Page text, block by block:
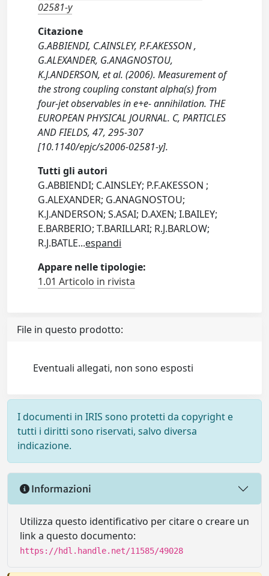
02581-y
Citazione
G.ABBIENDI, C.AINSLEY, P.F.AKESSON ,
G.ALEXANDER, G.ANAGNOSTOU,
K.J.ANDERSON, et al. (2006). Measurement of
the strong coupling constant alpha(s) from
four-jet observables in e+e- annihilation. THE
EUROPEAN PHYSICAL JOURNAL. C, PARTICLES
AND FIELDS, 47, 295-307
[10.1140/epjc/s2006-02581-y].
Tutti gli autori
G.ABBIENDI; C.AINSLEY; P.F.AKESSON ;
G.ALEXANDER; G.ANAGNOSTOU;
K.J.ANDERSON; S.ASAI; D.AXEN; I.BAILEY;
E.BARBERIO; T.BARILLARI; R.J.BARLOW;
R.J.BATLE...espandi
Appare nelle tipologie:
1.01 Articolo in rivista
File in questo prodotto:
Eventuali allegati, non sono esposti
I documenti in IRIS sono protetti da copyright e
tutti i diritti sono riservati, salvo diversa
indicazione.
Informazioni
Utilizza questo identificativo per citare o creare un
link a questo documento:
https://hdl.handle.net/11585/49028